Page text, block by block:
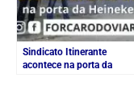
Sindicato Itinerante
acontece na porta da